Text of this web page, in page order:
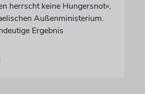
herrscht keine Hungersnot«,
Außenministerium.
Ergebnis